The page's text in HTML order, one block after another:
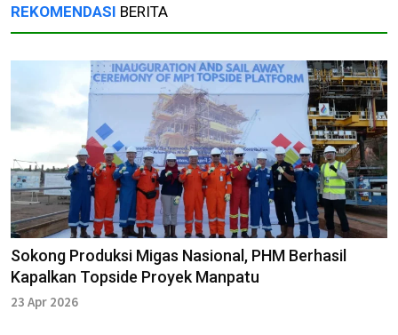
REKOMENDASI BERITA
Sokong Produksi Migas Nasional, PHM Berhasil
Kapalkan Topside Proyek Manpatu
23 Apr 2026